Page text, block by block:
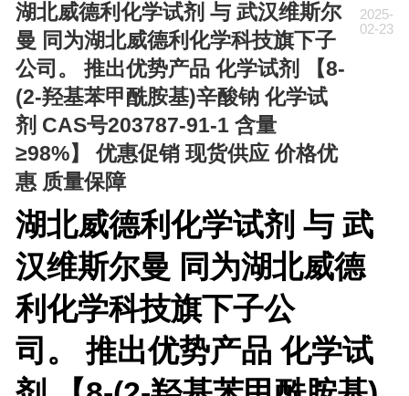
湖北威德利化学试剂 与 武汉维斯尔
曼 同为湖北威德利化学科技旗下子
公司。 推出优势产品 化学试剂 【8-
(2-羟基苯甲酰胺基)辛酸钠 化学试
剂 CAS号203787-91-1 含量
≥98%】 优惠促销 现货供应 价格优
惠 质量保障
2025-
02-23
湖北威德利化学试剂 与 武
汉维斯尔曼 同为湖北威德
利化学科技旗下子公
司。推出优势产品 化学试